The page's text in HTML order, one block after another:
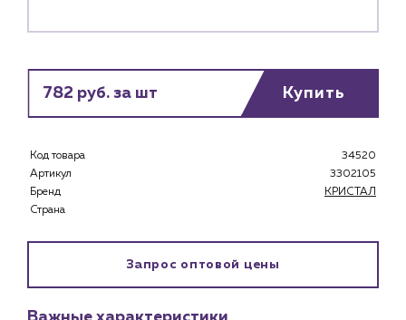
Застройщикам
782 руб. за шт Купить
Код товара
34520
Артикул
3302105
Бренд
КРИСТАЛ
Страна
Запрос оптовой цены